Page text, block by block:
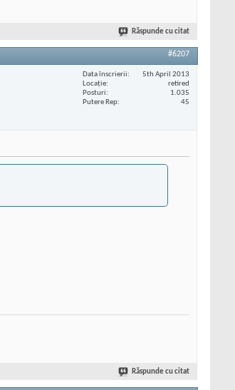
Răspunde cu citat
#6207
Data înscrierii
5th April 2013
Locaţie
retired
Posturi
1.035
Putere Rep
45
Răspunde cu citat